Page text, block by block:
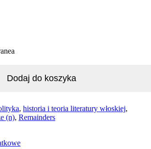
Dodaj do koszyka
,historia i teoria literatury włoskiej,
(n),Remainders